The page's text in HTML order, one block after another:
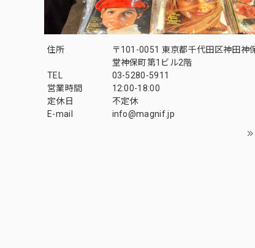
住所
〒101-0051 東京都千代田区神田神
堂神保町第1ビル2階
TEL
03-5280-5911
営業時間
12:00-18:00
定休日
不定休
E-mail
info@magnif.jp